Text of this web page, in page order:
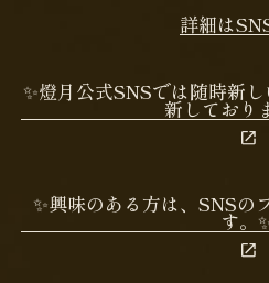
詳細は
✨燈月公式SNSでは随時新
新しており
✨興味のある方は、SNSの
す。